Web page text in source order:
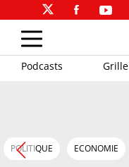
Podcasts Grille
POLITIQUE ECONOMIE